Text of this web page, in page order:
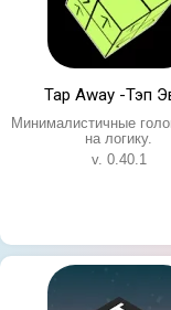
Tap Away -Тэп
Минималистичные
на логику.
v. 0.40.1